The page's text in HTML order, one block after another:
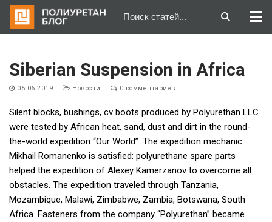
содержимому
Siberian Suspension in Africa
05.06.2019 Новости 0 комментариев
Silent blocks, bushings, cv boots produced by Polyurethan LLC
were tested by African heat, sand, dust and dirt in the round-
the-world expedition “Our World”. The expedition mechanic
Mikhail Romanenko is satisfied: polyurethane spare parts
helped the expedition of Alexey Kamerzanov to overcome all
obstacles. The expedition traveled through Tanzania,
Mozambique, Malawi, Zimbabwe, Zambia, Botswana, South
Africa. Fasteners from the company “Polyurethan” became